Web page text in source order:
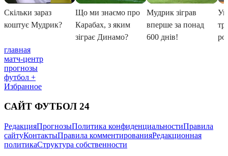
главная
матч-центр
прогнозы
футбол +
Избранное
САЙТ ФУТБОЛ 24
РедакцияПрогнозыПолитика конфиденциальностиПравила
сайтуКонтактыПравила комментированияРедакционная
политикаСтруктура собственности